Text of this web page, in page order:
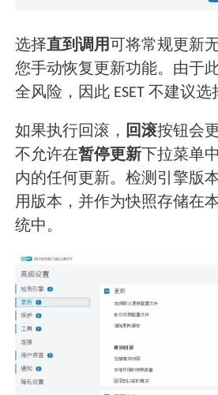
选择直到调用 可将常规更新
您手动恢复更新功能。由于
全风险，因此 ESET 不建议选
如果执行回滚， 回滚按钮会
不允许在暂停更新 下拉菜单
内的任何更新。检测引擎版
用版本，并作为快照存储在
统中。